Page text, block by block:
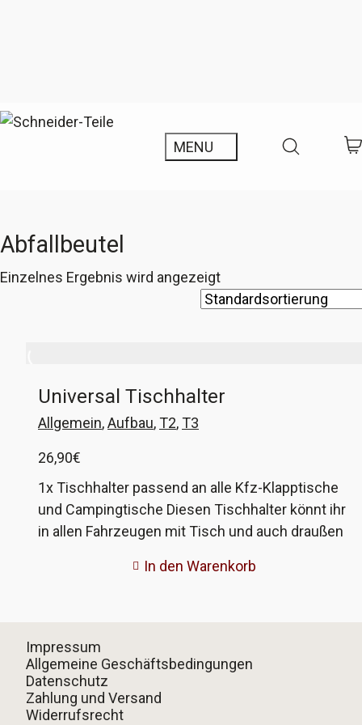
Abfallbeutel
Einzelnes Ergebnis wird angezeigt
Universal Tischhalter
Allgemein,Aufbau,T2,T3
26,90€
1x Tischhalter passend an alle Kfz-Klapptische
und Campingtische Diesen Tischhalter könnt ihr
in allen Fahrzeugen mit Tisch und auch draußen
befestigt und für jeden Mitfahrer gut zu
Tischoberfläche verhindert. Der Tischhalter
lässt sich verwenden für folgende Einsätze: -
mit Beutel D3S0011 als Abfallbehälter - mit
Aschenbecher D3S0050 - mit Flaschenhalter
In den Warenkorb
Impressum
Allgemeine Geschäftsbedingungen
Datenschutz
Zahlung und Versand
Widerrufsrecht